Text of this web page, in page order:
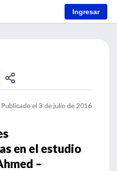
Ingresar
Publicado el 3 de julio de 2016
en el estudio
–